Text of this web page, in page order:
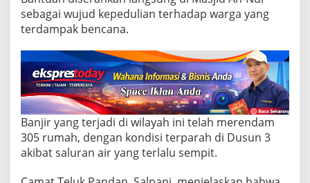
k
e
e
m
b
a
k
o
u
n
t
k
sebagai wujud kepedulian terhadap warga yang
terdampak bencana.
Banjir yang terjadi di wilayah ini telah merendam
305 rumah, dengan kondisi terparah di Dusun 3
akibat saluran air yang terlalu sempit.